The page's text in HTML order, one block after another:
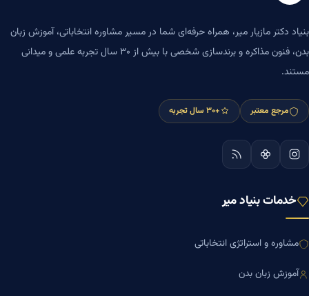
بنیاد دکتر مازیار میر، همراه حرفه‌ای شما در مسیر مشاوره انتخاباتی، آموزش زبان
بدن، فنون مذاکره و برندسازی شخصی با بیش از ۳۰ سال تجربه علمی و میدانی
مستند.
مرجع معتبر +۳۰ سال تجربه
خدمات بنیاد میر
مشاوره و استراتژی انتخاباتی
آموزش زبان بدن